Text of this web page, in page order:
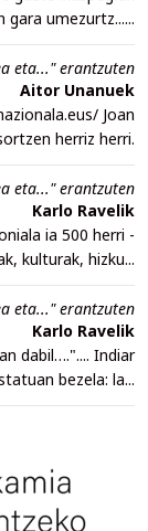
gara umezurtz......
eta..." erantzuten
Aitor Unanuek
Joan
herriz herri.
eta..." erantzuten
Karlo Ravelik
ia 500 herri -
kulturak, hizku...
eta..." erantzuten
Karlo Ravelik
dabil….".... Indiar
bezela: la...